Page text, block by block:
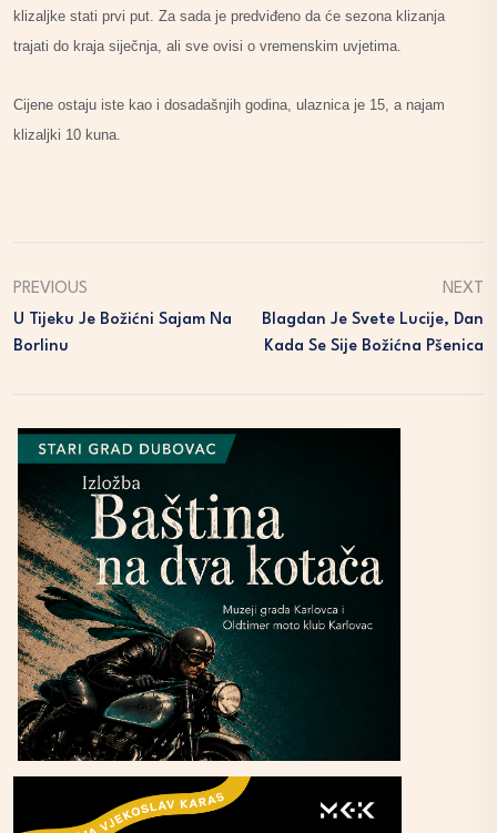
klizaljke stati prvi put. Za sada je predviđeno da će sezona klizanja
trajati do kraja siječnja, ali sve ovisi o vremenskim uvjetima.
Cijene ostaju iste kao i dosadašnjih godina, ulaznica je 15, a najam
klizaljki 10 kuna.
PREVIOUS
U Tijeku Je Božićni Sajam Na
Borlinu
NEXT
Blagdan Je Svete Lucije, Dan
Kada Se Sije Božićna Pšenica